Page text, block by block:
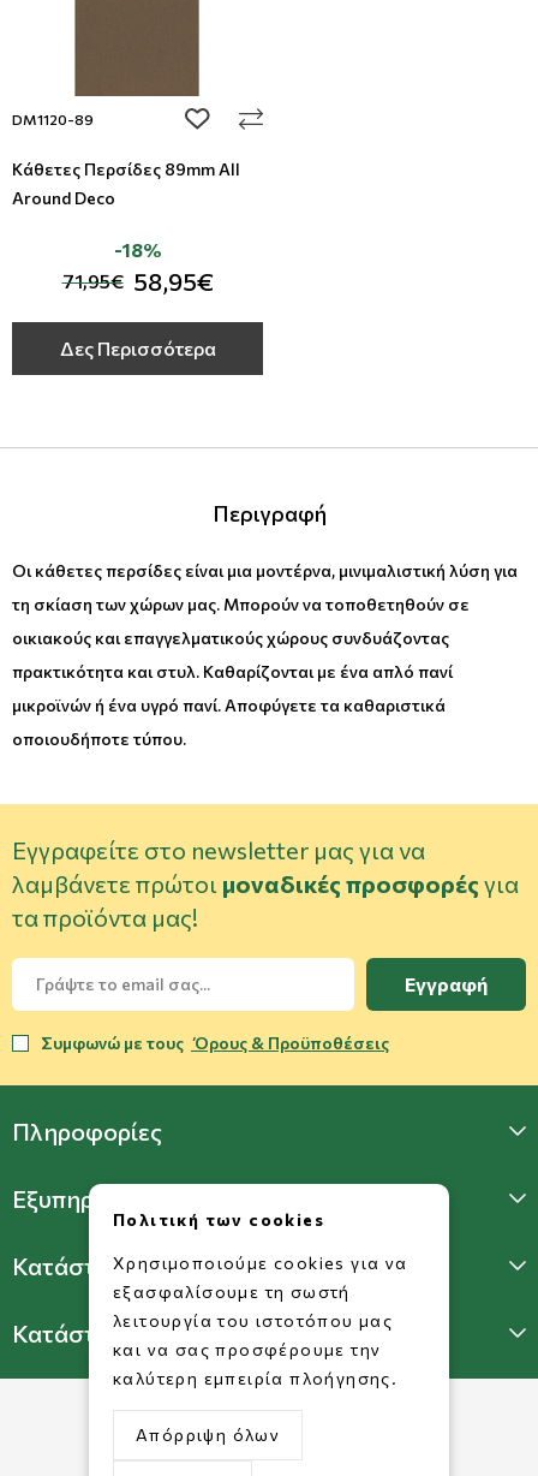
DM1120-89 add to wishlist
Κάθετες Περσίδες 89mm All
Around Deco
71,95€ 58,95€
-18%
Δες Περισσότερα
Περιγραφή
Οι κάθετες περσίδες είναι μια μοντέρνα, μινιμαλιστική λύση για
τη σκίαση των χώρων μας. Μπορούν να τοποθετηθούν σε
οικιακούς και επαγγελματικούς χώρους συνδυάζοντας
πρακτικότητα και στυλ. Καθαρίζονται με ένα απλό πανί
μικροϊνών ή ένα υγρό πανί. Αποφύγετε τα καθαριστικά
οποιουδήποτε τύπου.
Εγγραφείτε στο newsletter μας για να
λαμβάνετε πρώτοι μοναδικές προσφορές για
τα προϊόντα μας!
Εγγραφή
Συμφωνώ με τους Όρους & Προϋποθέσεις
Πληροφορίες
Εξυπηρέτηση Πελατών
Κατάστημα Γλυφάδας
Κατάστημα Πατησίων
Πολιτική των cookies
Χρησιμοποιούμε cookies για να
εξασφαλίσουμε τη σωστή
λειτουργία του ιστοτόπου μας
και να σας προσφέρουμε την
καλύτερη εμπειρία πλοήγησης.
Απόρριψη όλων